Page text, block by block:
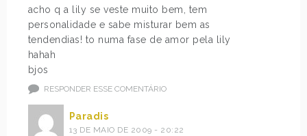
acho q a lily se veste muito bem, tem
personalidade e sabe misturar bem as
tendendias! to numa fase de amor pela lily
hahah
bjos
RESPONDER ESSE COMENTÁRIO
Paradis
13 DE MAIO DE 2009 - 20:22